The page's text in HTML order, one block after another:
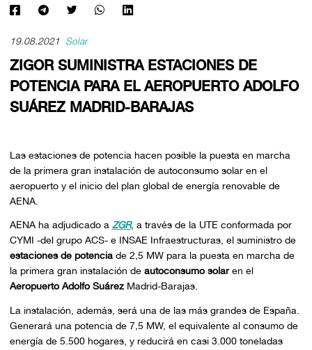
19.08.2021 Solar
ZIGOR SUMINISTRA ESTACIONES DE
POTENCIA PARA EL AEROPUERTO ADOLFO
SUÁREZ MADRID-BARAJAS
Las estaciones de potencia hacen posible la puesta en marcha
de la primera gran instalación de autoconsumo solar en el
aeropuerto y el inicio del plan global de energía renovable de
AENA.
AENA ha adjudicado a ZGR, a través de la UTE conformada por
CYMI -del grupo ACS- e INSAE Infraestructuras, el suministro de
estaciones de potenciade 2,5 MW para la puesta en marcha de
la primera gran instalación de autoconsumo solaren el
Aeropuerto Adolfo SuárezMadrid-Barajas.
La instalación, además, será una de las más grandes de España.
Generará una potencia de 7,5 MW, el equivalente al consumo de
energía de 5.500 hogares, y reducirá en casi 3.000 toneladas